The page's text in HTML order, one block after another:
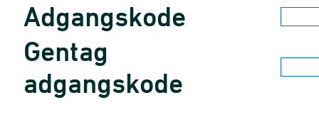
Adgangskode
Gentag
adgangskode